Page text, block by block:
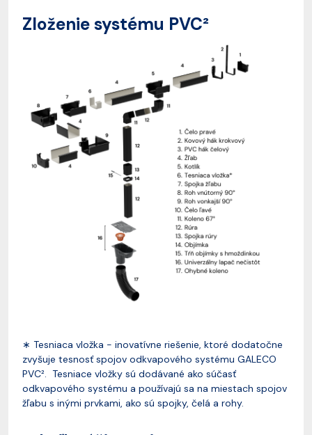
Zloženie systému PVC²
∗ Tesniaca vložka - inovatívne riešenie, ktoré dodatočne
zvyšuje tesnosť spojov odkvapového systému GALECO
PVC². Tesniace vložky sú dodávané ako súčasť
odkvapového systému a používajú sa na miestach spojov
žľabu s inými prvkami, ako sú spojky, čelá a rohy.